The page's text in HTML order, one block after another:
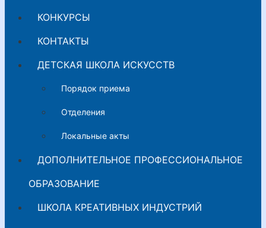
КОНКУРСЫ
КОНТАКТЫ
ДЕТСКАЯ ШКОЛА ИСКУССТВ
Порядок приема
Отделения
Локальные акты
ДОПОЛНИТЕЛЬНОЕ ПРОФЕССИОНАЛЬНОЕ
ОБРАЗОВАНИЕ
ШКОЛА КРЕАТИВНЫХ ИНДУСТРИЙ